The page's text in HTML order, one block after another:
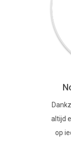
altijd
op